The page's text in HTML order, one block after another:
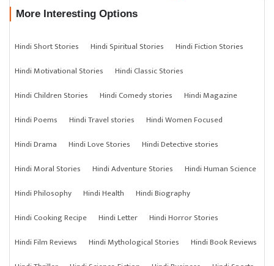
More Interesting Options
Hindi Short Stories Hindi Spiritual Stories
Hindi Fiction Stories
Hindi Motivational Stories
Hindi Classic Stories
Hindi Children Stories
Hindi Comedy stories
Hindi Magazine
Hindi Poems
Hindi Travel stories
Hindi Women Focused
Hindi Drama
Hindi Love Stories
Hindi Detective stories
Hindi Moral Stories
Hindi Adventure Stories
Hindi Human Science
Hindi Philosophy
Hindi Health
Hindi Biography
Hindi Cooking Recipe
Hindi Letter
Hindi Horror Stories
Hindi Film Reviews
Hindi Mythological Stories
Hindi Book Reviews